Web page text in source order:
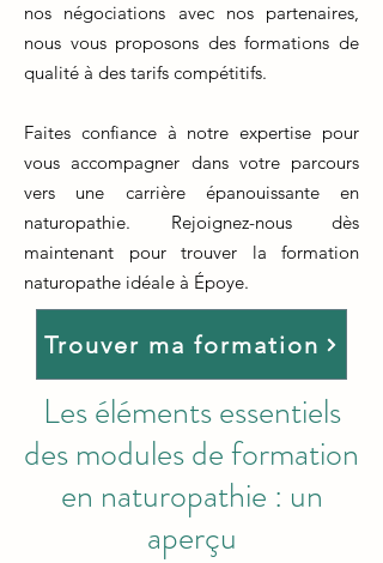
nos négociations avec nos partenaires,
nous vous proposons des formations de
qualité à des tarifs compétitifs.
Faites confiance à notre expertise pour
vous accompagner dans votre parcours
vers une carrière épanouissante en
naturopathie. Rejoignez-nous dès
maintenant pour trouver la formation
naturopathe idéale à Époye.
Trouver ma formation
Les éléments essentiels
des modules de formation
en naturopathie : un
aperçu